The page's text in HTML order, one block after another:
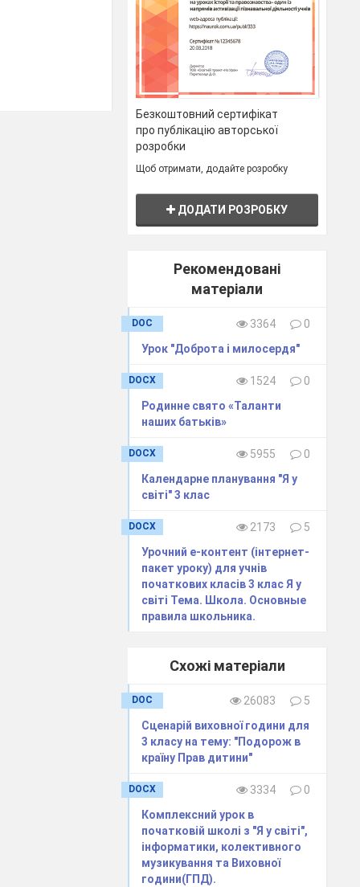
Безкоштовний сертифікат
про публікацію авторської
розробки
Щоб отримати, додайте розробку
ДОДАТИ РОЗРОБКУ
Рекомендовані
матеріали
DOC 3364
0
Урок "Доброта і милосердя"
DOCX 1524
0
Родинне свято «Таланти
наших батьків»
DOCX 5955
0
Календарне планування "Я у
світі" 3 клас
DOCX 2173
5
Урочний е-контент (інтернет-
пакет уроку) для учнів
початкових класів 3 клас Я у
світі Тема. Школа. Основные
правила школьника.
Схожі матеріали
DOC 26083
5
Сценарій виховної години для
3 класу на тему: "Подорож в
країну Прав дитини"
DOCX 3334
0
Комплексний урок в
початковій школі з "Я у світі",
інформатики, колективного
музикування та Виховної
години(ГПД).